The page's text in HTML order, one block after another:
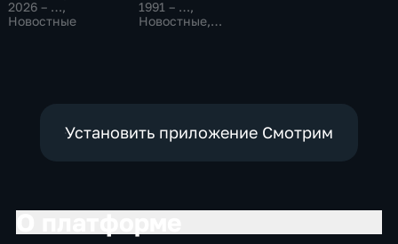
2026 – …,
Новостные
1991 – …,
Новостные,
Установить приложение Смотрим